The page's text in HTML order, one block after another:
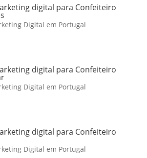
digital para Confeiteiro
Digital em Portugal
digital para Confeiteiro
Digital em Portugal
digital para Confeiteiro
Digital em Portugal